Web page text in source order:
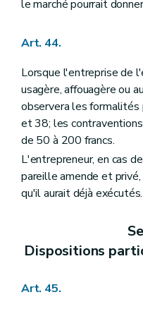
le marché pourrait
Art. 44.
Lorsque l'entreprise de
usagère, affouagère ou
observera les
et 38; les
de 50 à 200 francs.
L'entrepreneur, en cas
pareille amende et
qu'il aurait déjà exécutés.
Dispositions
Art. 45.